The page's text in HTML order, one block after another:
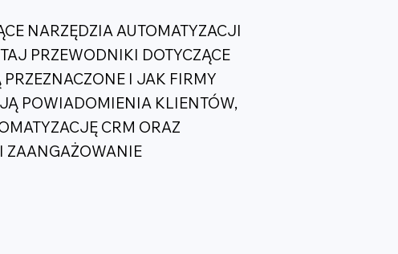
NARZĘDZIA AUTOMATYZACJI
PRZEWODNIKI DOTYCZĄCE
I JAK FIRMY
POWIADOMIENIA KLIENTÓW,
CRM ORAZ
ZAANGAŻOWANIE